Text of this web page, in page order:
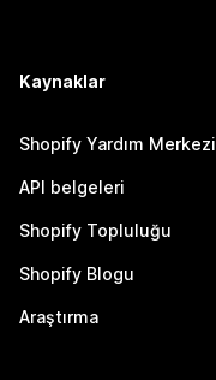
Kaynaklar
Shopify Yardım Merkezi
API belgeleri
Shopify Topluluğu
Shopify Blogu
Araştırma